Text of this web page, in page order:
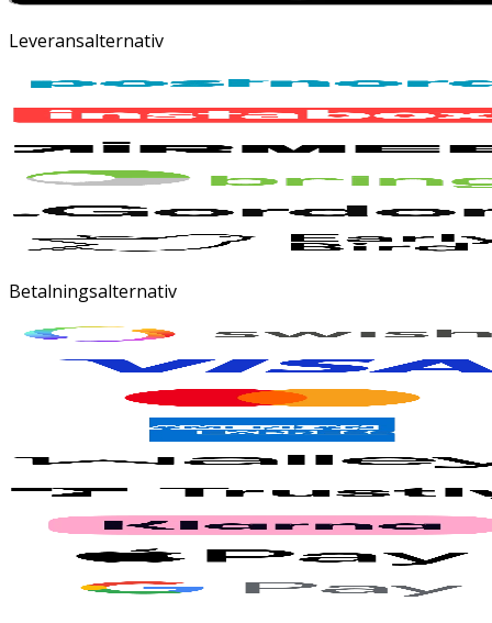
Leveransalternativ
Betalningsalternativ